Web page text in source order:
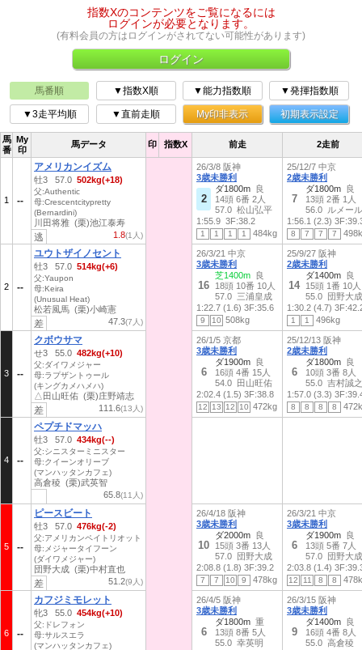
指数Xのコンテンツをご覧になるには
ログインが必要となります。
(有料会員の方はログインがされてない可能性があります)
ログイン
馬番順 ▼指数X順 ▼能力指数順 ▼発揮指数順
▼3走平均順 ▼直前走順 My印非表示 初期表示設定
馬
番
My
印
馬データ 印 指数X
1
アメリカンイズム
牡3 57.0 502kg(+18)
父:Authentic
母:Crescentcitypretty
(Bernardini)
川田将雅 (栗)池江泰寿
1.8(1人)
逃
2
ユウトザイノセント
牡3 57.0 514kg(+6)
父:Yaupon
母:Keira
(Unusual Heat)
松若風馬 (栗)小崎憲
47.3(7人)
差
3
クボウサマ
せ3 55.0 482kg(+10)
父:ダイワメジャー
母:ラプザントゥール
(キングカメハメハ)
△田山旺佑 (栗)庄野靖志
111.6(13人)
差
4
ペプチドマッハ
牡3 57.0 434kg(--)
父:シニスターミニスター
母:クイーンオリーブ
(マンハッタンカフェ)
高倉稜 (栗)武英智
65.8(11人)
5
ピースビート
牡3 57.0 476kg(-2)
父:アメリカンペイトリオット
母:メジャータイフーン
(ダイワメジャー)
団野大成 (栗)中村直也
51.2(9人)
差
6
カフジミモレット
牝3 55.0 454kg(+10)
父:ドレフォン
母:サルスエラ
(マンハッタンカフェ)
前走 2走前
26/3/8 阪神
3歳未勝利
2
ダ1800m 良
14頭 6番 2人
57.0 松山弘平
1:55.9 3F:38.2
1 1 1 1 484kg
25/12/7 中京
2歳未勝利
7
ダ1800m 良
13頭 2番 1人
56.0 ルメール
1:56.1 (2.3)
8 7 7 7
26/3/21 中京
3歳未勝利
16
芝1400m 良
18頭 10番 10人
57.0 三浦皇成
1:22.7 (1.6) 3F:35.6
9 10 508kg
25/9/27 阪神
2歳未勝利
14
ダ1400m 良
15頭 1番 10人
55.0 団野大成
1:30.2 (4.7)
1 1 496kg
26/1/5 京都
3歳未勝利
6
ダ1900m 良
16頭 4番 15人
54.0 田山旺佑
2:02.4 (1.5) 3F:38.8
12 13 12 10 472kg
25/12/13 阪神
2歳未勝利
6
ダ1800m 良
10頭 3番 8人
55.0 吉村誠之
1:57.0 (3.3)
8 8 8 8
26/4/18 阪神
3歳未勝利
10
ダ2000m 良
15頭 3番 13人
57.0 団野大成
2:08.8 (1.8) 3F:39.2
7 7 10 9 478kg
26/3/21 中京
3歳未勝利
6
ダ1900m 良
13頭 5番 7人
57.0 団野大成
2:03.8 (1.4)
12 11 8 8
26/4/5 阪神
3歳未勝利
6
ダ1800m 重
13頭 8番 5人
55.0 幸英明
26/3/15 阪神
3歳未勝利
9
ダ1400m 良
16頭 4番 8人
55.0 高倉稜